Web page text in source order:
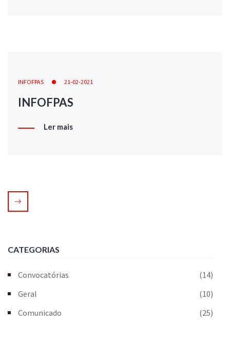
INFOFPAS 21-02-2021
INFOFPAS
Ler mais
CATEGORIAS
Convocatórias
(14)
Geral
(10)
Comunicado
(25)